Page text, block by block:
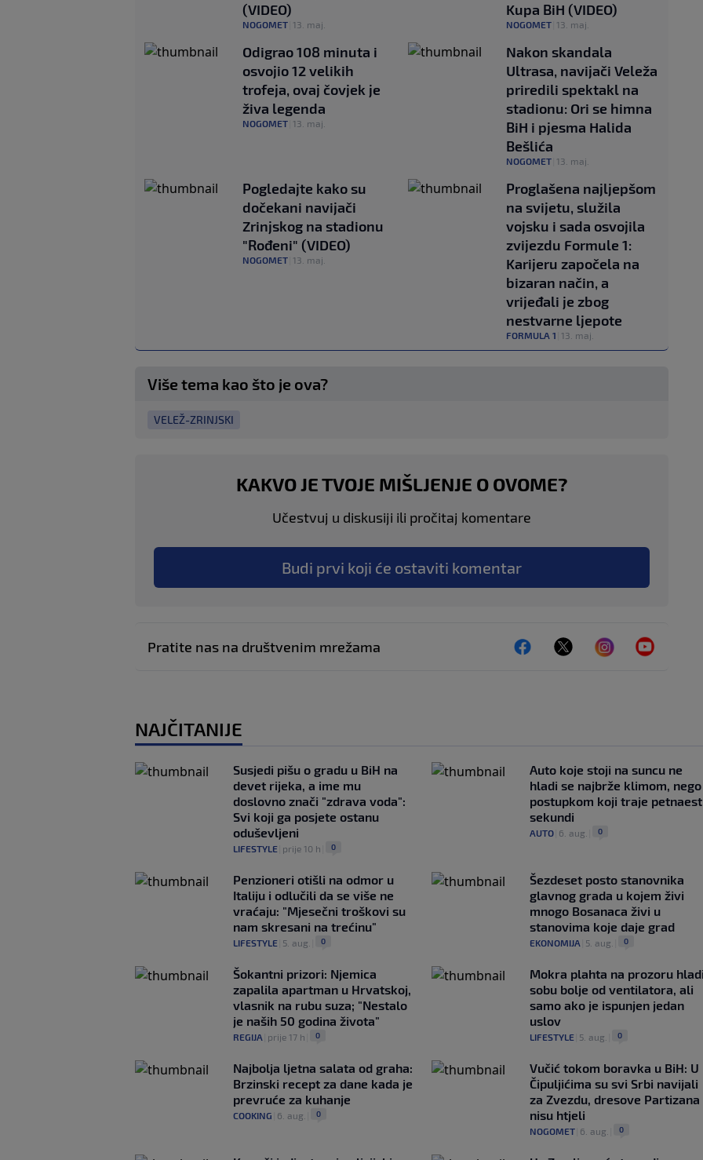
(VIDEO)
NOGOMET 13. maj.
Kupa BiH (VIDEO)
NOGOMET 13. maj.
Odigrao 108 minuta i
osvojio 12 velikih
trofeja, ovaj čovjek je
živa legenda
NOGOMET 13. maj.
Nakon skandala
Ultrasa, navijači Veleža
priredili spektakl na
stadionu: Ori se himna
BiH i pjesma Halida
Bešlića
NOGOMET 13. maj.
Pogledajte kako su
dočekani navijači
Zrinjskog na stadionu
"Rođeni" (VIDEO)
NOGOMET 13. maj.
Proglašena najljepšom
na svijetu, služila
vojsku i sada osvojila
zvijezdu Formule 1:
Karijeru započela na
bizaran način, a
vrijeđali je zbog
nestvarne ljepote
FORMULA 1 13. maj.
Više tema kao što je ova?
VELEŽ-ZRINJSKI
KAKVO JE TVOJE MIŠLJENJE O OVOME?
Učestvuj u diskusiji ili pročitaj komentare
Budi prvi koji će ostaviti komentar
Pratite nas na društvenim mrežama
NAJČITANIJE
Susjedi pišu o gradu u BiH na
devet rijeka, a ime mu
doslovno znači "zdrava voda":
Svi koji ga posjete ostanu
oduševljeni
LIFESTYLE prije 10 h 0
Auto koje stoji na suncu ne
hladi se najbrže klimom, nego
postupkom koji traje petnaest
sekundi
AUTO| 6. aug. 0
Penzioneri otišli na odmor u
Italiju i odlučili da se više ne
vraćaju: "Mjesečni troškovi su
nam skresani na trećinu"
LIFESTYLE 5. aug. 0
Šezdeset posto stanovnika
glavnog grada u kojem živi
mnogo Bosanaca živi u
stanovima koje daje grad
EKONOMIJA 5. aug. 0
Šokantni prizori: Njemica
zapalila apartman u Hrvatskoj,
vlasnik na rubu suza; "Nestalo
je naših 50 godina života"
REGIJA prije 17 h 0
Mokra plahta na prozoru hladi
sobu bolje od ventilatora, ali
samo ako je ispunjen jedan
uslov
LIFESTYLE| 5. aug. 0
Najbolja ljetna salata od graha:
Brzinski recept za dane kada je
prevruće za kuhanje
COOKING 6. aug. 0
Vučić tokom boravka u BiH: U
Čipuljićima su svi Srbi navijali
za Zvezdu, dresove Partizana
nisu htjeli
NOGOMET| 6. aug. 0